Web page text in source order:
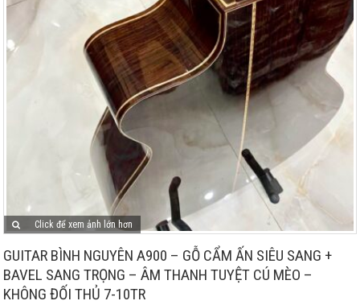
Click để xem ảnh lớn hơn
GUITAR BÌNH NGUYÊN A900 – GỖ CẨM ẤN SIÊU SANG +
BAVEL SANG TRỌNG – ÂM THANH TUYỆT CÚ MÈO –
KHÔNG ĐỐI THỦ 7-10TR